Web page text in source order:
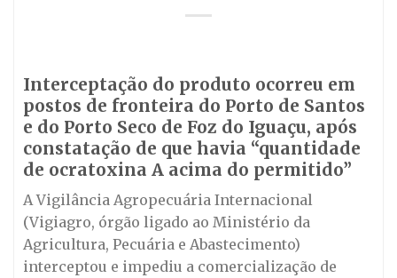
Interceptação do produto ocorreu em
postos de fronteira do Porto de Santos
e do Porto Seco de Foz do Iguaçu, após
constatação de que havia “quantidade
de ocratoxina A acima do permitido”
A Vigilância Agropecuária Internacional
(Vigiagro, órgão ligado ao Ministério da
Agricultura, Pecuária e Abastecimento)
interceptou e impediu a comercialização de